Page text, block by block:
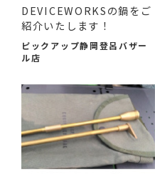
DEVICEWORKSの鍋をご
紹介いたします！
ピックアップ静岡登呂バザー
ル店